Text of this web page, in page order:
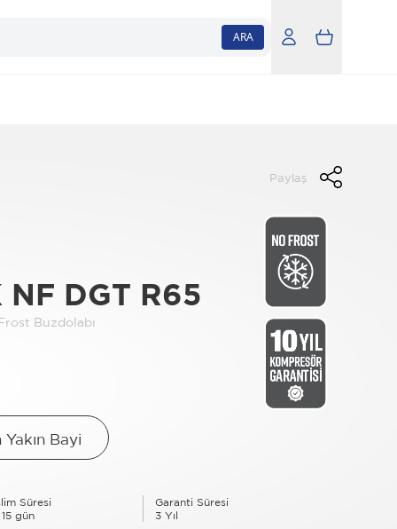
ARA
Paylaş
NF DGT R65
Buzdolabı
Yakın Bayi
Süresi
gün
Garanti Süresi
3 Yıl